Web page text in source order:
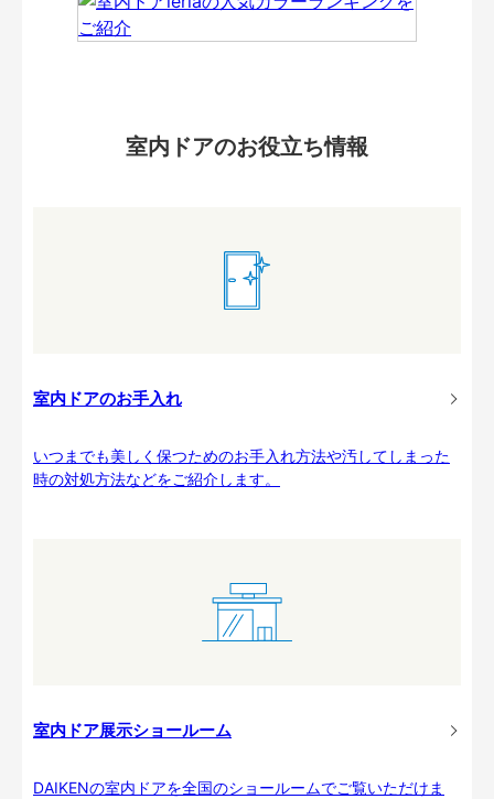
室内ドアのお役立ち情報
室内ドアのお手入れ
いつまでも美しく保つためのお手入れ方法や汚してしまった
時の対処方法などをご紹介します。
室内ドア展示ショールーム
DAIKENの室内ドアを全国のショールームでご覧いただけま